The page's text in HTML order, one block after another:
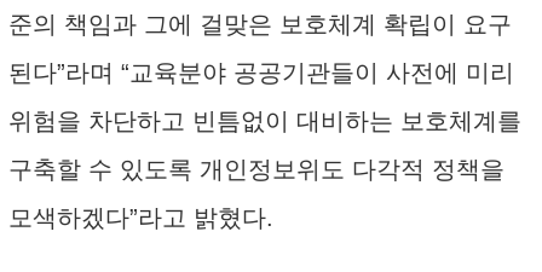
준의 책임과 그에 걸맞은 보호체계 확립이 요구
된다”라며 “교육분야 공공기관들이 사전에 미리
위험을 차단하고 빈틈없이 대비하는 보호체계를
구축할 수 있도록 개인정보위도 다각적 정책을
모색하겠다”라고 밝혔다.